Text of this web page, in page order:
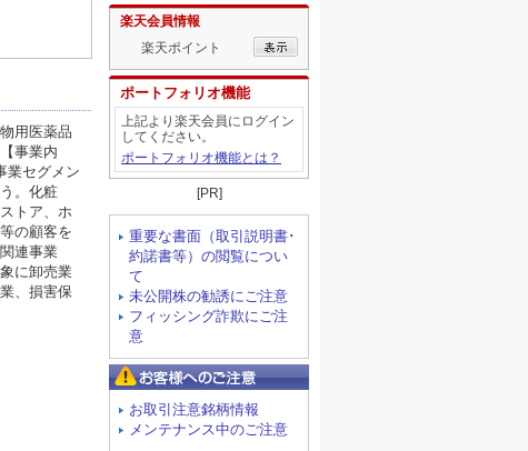
楽天会員情報
楽天ポイント
ポートフォリオ機能
上記より楽天会員にログイン
してください。
ポートフォリオ機能とは？
[PR]
重要な書面（取引説明書･
約諾書等）の閲覧につい
て
未公開株の勧誘にご注意
フィッシング詐欺にご注
意
お取引注意銘柄情報
メンテナンス中のご注意